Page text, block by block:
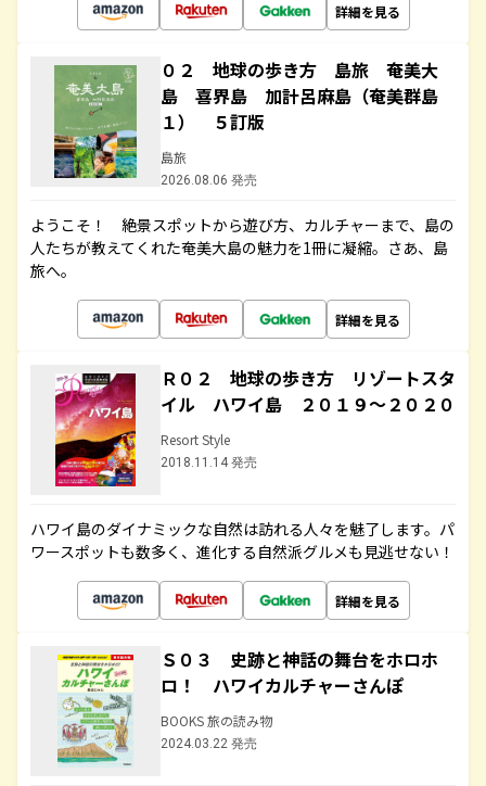
詳細を見る
０２ 地球の歩き方 島旅 奄美大
島 喜界島 加計呂麻島（奄美群島
１） ５訂版
島旅
2026.08.06 発売
ようこそ！ 絶景スポットから遊び方、カルチャーまで、島の
人たちが教えてくれた奄美大島の魅力を1冊に凝縮。さあ、島
旅へ。
詳細を見る
Ｒ０２ 地球の歩き方 リゾートスタ
イル ハワイ島 ２０１９～２０２０
Resort Style
2018.11.14 発売
ハワイ島のダイナミックな自然は訪れる人々を魅了します。パ
ワースポットも数多く、進化する自然派グルメも見逃せない！
詳細を見る
Ｓ０３ 史跡と神話の舞台をホロホ
ロ！ ハワイカルチャーさんぽ
BOOKS 旅の読み物
2024.03.22 発売